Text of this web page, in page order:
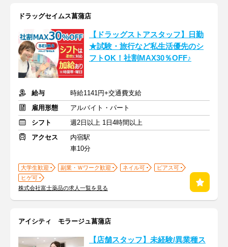
ドラッグセイムス菖蒲店
【ドラッグストアスタッフ】日勤
★試験・旅行など私生活優先のシ
フトOK！社割MAX30％OFF♪
給与
時給1141円+交通費支給
雇用形態
アルバイト・パート
シフト
週2日以上 1日4時間以上
アクセス
内宿駅
車10分
大学生歓迎 副業・Ｗワーク歓迎 ネイル可
ピアス可
ヒゲ可
株式会社富士薬品の求人一覧を見る
アイシティ モラージュ菖蒲店
【店舗スタッフ】未経験/異業種ス